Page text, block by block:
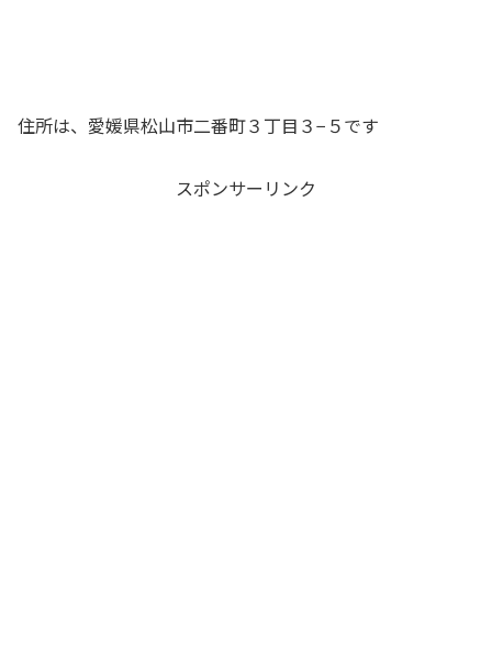
住所は、愛媛県松山市二番町３丁目３−５です
スポンサーリンク